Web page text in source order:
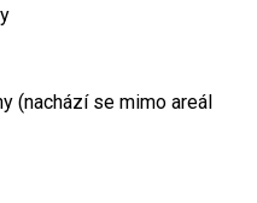
(nachází se mimo areál